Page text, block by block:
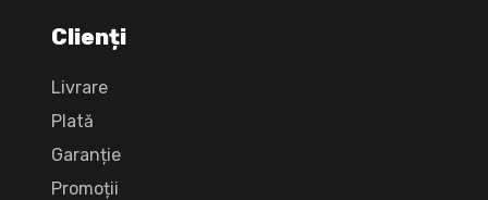
Clienți
Livrare
Plată
Garanție
Promoții